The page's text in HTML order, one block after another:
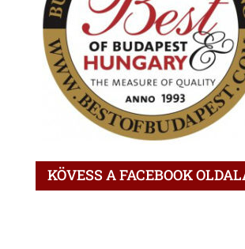
KÖVESS A FACEBOOK